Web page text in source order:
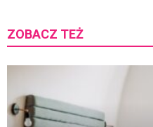
ZOBACZ TEŻ